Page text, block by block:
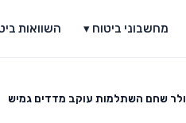
מחשבוני ביטוח ▾ השוואות
שחם השתלמות עוקב מדדים גמיש